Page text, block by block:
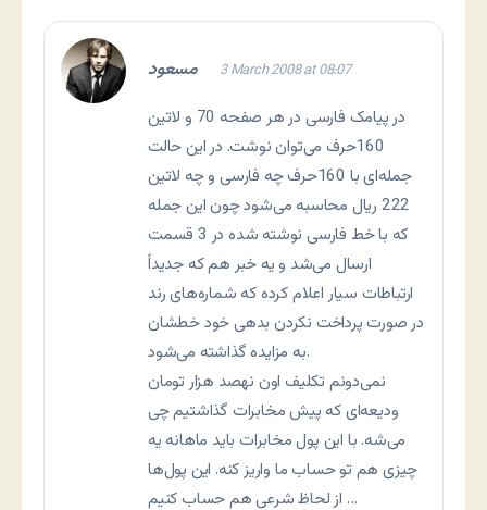
مسعود 3 March 2008 at 08:07
در پیامک فارسی در هر صفحه 70 و لاتین
160حرف می‌توان نوشت. در این حالت
جمله‌ای با 160حرف چه فارسی و چه لاتین
222 ریال محاسبه می‌شود چون این جمله
که با خط فارسی نوشته شده در 3 قسمت
ارسال می‌شد و یه خبر هم که جدیداً
ارتباطات سیار اعلام کرده که شماره‌های رند
در صورت پرداخت نکردن بدهی خود خطشان
به مزایده گذاشته می‌شود.
نمی‌دونم تکلیف اون نهصد هزار تومان
ودیعه‌ای که پیش مخابرات گذاشتیم چی
می‌شه. با این پول مخابرات باید ماهانه یه
چیزی هم تو حساب ما واریز کنه. این پول‌ها
از لحاظ شرعی هم حساب کنیم …